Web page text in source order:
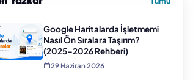
Google Haritalarda İşletmemi
Nasıl Ön Sıralara Taşırım?
(2025–2026 Rehberi)
29 Haziran 2026